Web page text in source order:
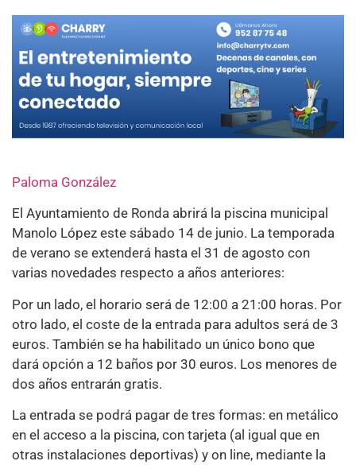
Paloma González
El Ayuntamiento de Ronda abrirá la piscina municipal
Manolo López este sábado 14 de junio. La temporada
de verano se extenderá hasta el 31 de agosto con
varias novedades respecto a años anteriores:
Por un lado, el horario será de 12:00 a 21:00 horas. Por
otro lado, el coste de la entrada para adultos será de 3
euros. También se ha habilitado un único bono que
dará opción a 12 baños por 30 euros. Los menores de
dos años entrarán gratis.
La entrada se podrá pagar de tres formas: en metálico
en el acceso a la piscina, con tarjeta (al igual que en
otras instalaciones deportivas) y on line, mediante la